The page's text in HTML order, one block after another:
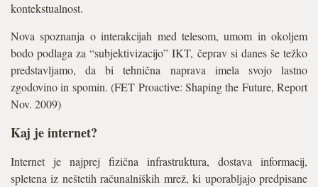
kontekstualnost.
Nova spoznanja o interakcijah med telesom, umom in okoljem
bodo podlaga za “subjektivizacijo” IKT, čeprav si danes še težko
predstavljamo, da bi tehnična naprava imela svojo lastno
zgodovino in spomin. (FET Proactive: Shaping the Future, Report
Nov. 2009)
Kaj je internet?
Internet je najprej fizična infrastruktura, dostava informacij,
spletena iz neštetih računalniških mrež, ki uporabljajo predpisane